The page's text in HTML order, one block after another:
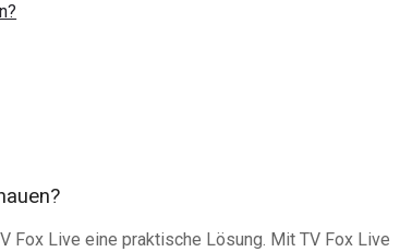
Fox Live eine praktische Lösung. Mit TV Fox Live